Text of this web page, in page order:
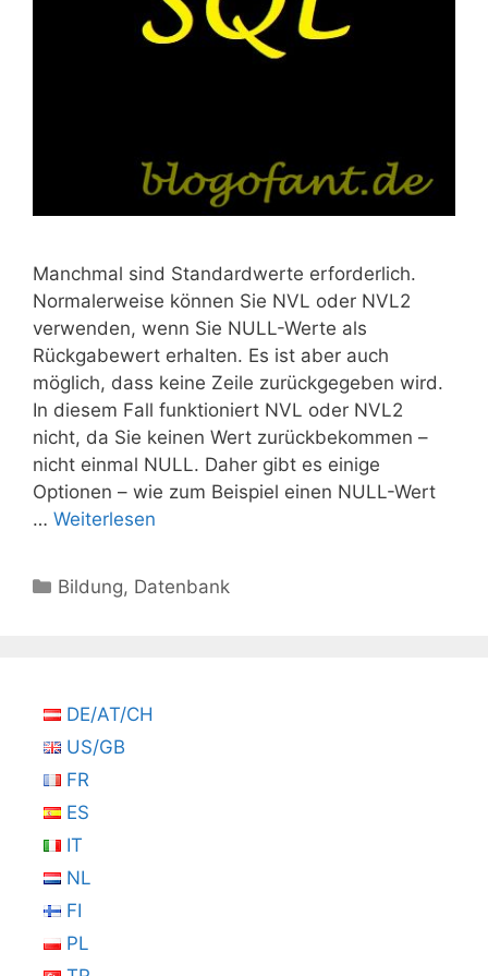
Manchmal sind Standardwerte erforderlich.
Normalerweise können Sie NVL oder NVL2
verwenden, wenn Sie NULL-Werte als
Rückgabewert erhalten. Es ist aber auch
möglich, dass keine Zeile zurückgegeben wird.
In diesem Fall funktioniert NVL oder NVL2
nicht, da Sie keinen Wert zurückbekommen –
nicht einmal NULL. Daher gibt es einige
Optionen – wie zum Beispiel einen NULL-Wert
… Weiterlesen
Kategorien
Bildung, Datenbank
DE/AT/CH
US/GB
FR
ES
IT
NL
FI
PL